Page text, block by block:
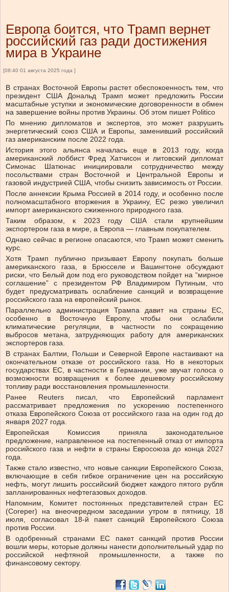
Европа боится, что Трамп вернет
российский газ ради достижения
мира в Украине
[08:40 01 августа 2025 года ]
В странах Восточной Европы растет обеспокоенность тем, что
президент США Дональд Трамп может предложить России
масштабные уступки и экономические договоренности в обмен
на завершение войны против Украины. Об этом пишет Politico
По мнению дипломатов и экспертов, это может разрушить
энергетический союз США и Европы, заменивший российский
газ американским после 2022 года.
История этого альянса началась еще в 2013 году, когда
американский лоббист Фред Хатчисон и литовский дипломат
Симонас Шатюнас инициировали сотрудничество между
посольствами стран Восточной и Центральной Европы и
газовой индустрией США, чтобы снизить зависимость от России.
После аннексии Крыма Россией в 2014 году, и особенно после
полномасштабного вторжения в Украину, ЕС резко увеличил
импорт американского сжиженного природного газа.
Таким образом, к 2023 году США стали крупнейшим
экспортером газа в мире, а Европа — главным покупателем.
Однако сейчас в регионе опасаются, что Трамп может сменить
курс.
Хотя Трамп публично призывает Европу покупать больше
американского газа, в Брюсселе и Вашингтоне обсуждают
риски, что Белый дом под его руководством пойдет на “мирное
соглашение” с президентом РФ Владимиром Путиным, что
будет предусматривать ослабление санкций и возвращение
российского газа на европейский рынок.
Параллельно администрация Трампа давит на страны ЕС,
особенно в Восточную Европу, чтобы они ослабили
климатические регуляции, в частности по сокращению
выбросов метана, затрудняющих работу для американских
экспортеров газа.
В странах Балтии, Польши и Северной Европе настаивают на
окончательном отказе от российского газа. Но в некоторых
государствах ЕС, в частности в Германии, уже звучат голоса о
возможности возвращения к более дешевому российскому
топливу ради восстановления промышленности.
Ранее Reuters писал, что Европейский парламент
рассматривает предложения по ускорению постепенного
отказа Европейского Союза от российского газа на один год до
января 2027 года.
Европейская Комиссия приняла законодательное
предложение, направленное на постепенный отказ от импорта
российского газа и нефти в страны Евросоюза до конца 2027
года.
Также стало известно, что новые санкции Европейского Союза,
включающие в себя гибкое ограничение цен на российскую
нефть, могут лишить российский бюджет каждого пятого рубля
запланированных нефтегазовых доходов.
Напомним, Комитет постоянных представителей стран ЕС
(Coreper) на внеочередном заседании утром в пятницу, 18
июля, согласовал 18-й пакет санкций Европейского Союза
против России.
В одобренный странами ЕС пакет санкций против России
вошли меры, которые должны нанести дополнительный удар по
российской нефтяной промышленности, а также по
финансовому сектору.